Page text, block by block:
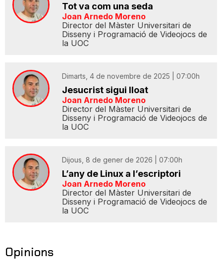
Tot va com una seda
Joan Arnedo Moreno
Director del Màster Universitari de
Disseny i Programació de Videojocs de
la UOC
Dimarts, 4 de novembre de 2025 | 07:00h
Jesucrist sigui lloat
Joan Arnedo Moreno
Director del Màster Universitari de
Disseny i Programació de Videojocs de
la UOC
Dijous, 8 de gener de 2026 | 07:00h
L’any de Linux a l’escriptori
Joan Arnedo Moreno
Director del Màster Universitari de
Disseny i Programació de Videojocs de
la UOC
Opinions